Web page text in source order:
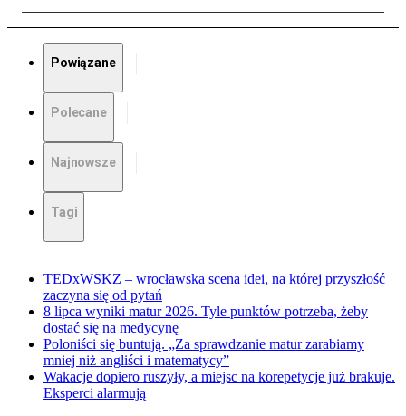
Powiązane
Polecane
Najnowsze
Tagi
TEDxWSKZ – wrocławska scena idei, na której przyszłość
zaczyna się od pytań
8 lipca wyniki matur 2026. Tyle punktów potrzeba, żeby
dostać się na medycynę
Poloniści się buntują. „Za sprawdzanie matur zarabiamy
mniej niż angliści i matematycy”
Wakacje dopiero ruszyły, a miejsc na korepetycje już brakuje.
Eksperci alarmują